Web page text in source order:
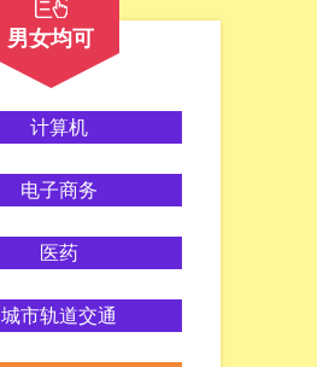
男女均可
计算机
电子商务
医药
城市轨道交通